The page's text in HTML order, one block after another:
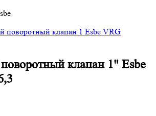
клапан 1" Esbe